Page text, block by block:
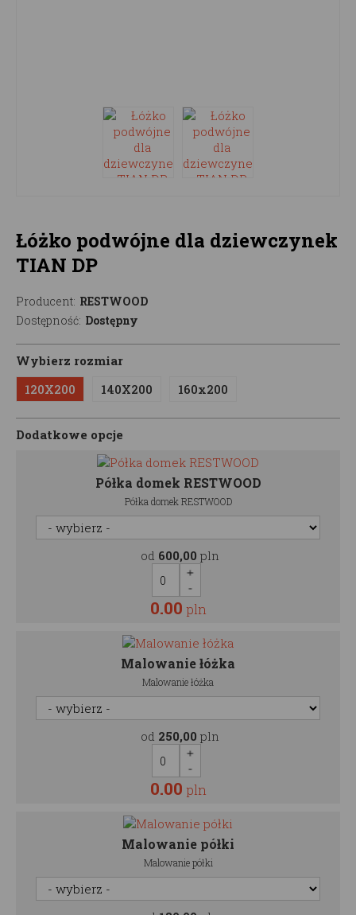
Łóżko podwójne dla dziewczynek
TIAN DP
Producent: RESTWOOD
Dostępność: Dostępny
Wybierz rozmiar
120X200
140X200 160x200
Dodatkowe opcje
Półka domek RESTWOOD
Półka domek RESTWOOD
od 600,00 pln
0.00 pln
Malowanie łóżka
Malowanie łóżka
od 250,00 pln
0.00 pln
Malowanie półki
Malowanie półki